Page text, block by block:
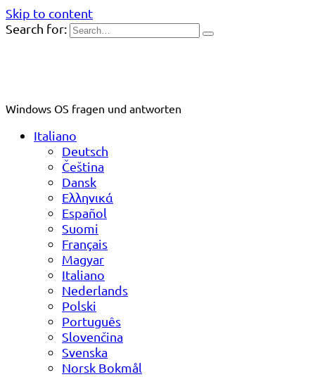
Skip to content
Search for:
Windows OS fragen und antworten
Italiano
Deutsch
Čeština
Dansk
Ελληνικά
Español
Suomi
Français
Magyar
Italiano
Nederlands
Polski
Português
Slovenčina
Svenska
Norsk Bokmål